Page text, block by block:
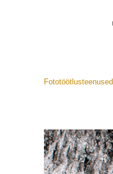
Fototöötlusteenused